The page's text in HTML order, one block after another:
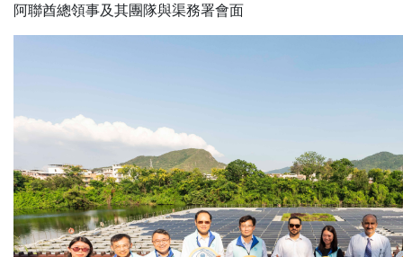
阿聯酋總領事及其團隊與渠務署會面